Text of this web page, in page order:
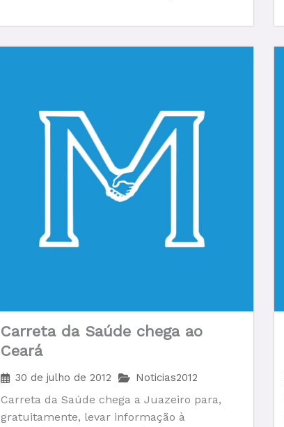
Carreta da Saúde chega ao
Ceará
30 de julho de 2012 Noticias2012
Carreta da Saúde chega a Juazeiro para,
gratuitamente, levar informação à